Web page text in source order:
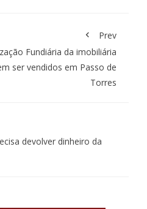
Prev
Fundiária da imobiliária
ser vendidos em Passo de
Torres
devolver dinheiro da